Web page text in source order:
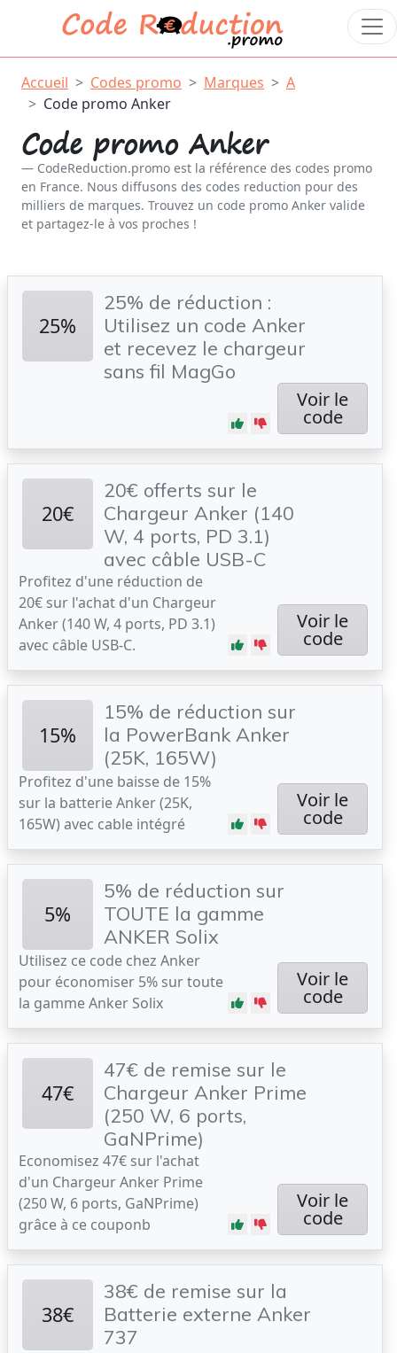
Accueil Codes promo Marques
A
Code promo Anker
Code promo Anker
CodeReduction.promo est la référence des codes promo
en France. Nous diffusons des codes reduction pour des
milliers de marques. Trouvez un code promo Anker valide
et partagez-le à vos proches !
25%
25% de réduction :
Utilisez un code Anker
et recevez le chargeur
sans fil MagGo
Voir le
code
20€
20€ offerts sur le
Chargeur Anker (140
W, 4 ports, PD 3.1)
avec câble USB-C
Profitez d'une réduction de
20€ sur l'achat d'un Chargeur
Anker (140 W, 4 ports, PD 3.1)
avec câble USB-C.
Voir le
code
15%
15% de réduction sur
la PowerBank Anker
(25K, 165W)
Profitez d'une baisse de 15%
sur la batterie Anker (25K,
165W) avec cable intégré
Voir le
code
5%
5% de réduction sur
TOUTE la gamme
ANKER Solix
Utilisez ce code chez Anker
pour économiser 5% sur toute
la gamme Anker Solix
Voir le
code
47€
47€ de remise sur le
Chargeur Anker Prime
(250 W, 6 ports,
GaNPrime)
Economisez 47€ sur l'achat
d'un Chargeur Anker Prime
(250 W, 6 ports, GaNPrime)
grâce à ce couponb
Voir le
code
38€
38€ de remise sur la
Batterie externe Anker
737